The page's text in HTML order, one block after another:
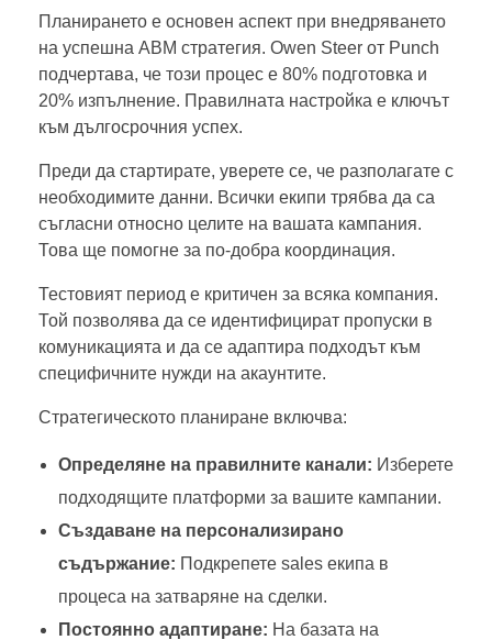
Планирането е основен аспект при внедряването
на успешна ABM стратегия. Owen Steer от Punch
подчертава, че този процес е 80% подготовка и
20% изпълнение. Правилната настройка е ключът
към дългосрочния успех.
Преди да стартирате, уверете се, че разполагате с
необходимите данни. Всички екипи трябва да са
съгласни относно целите на вашата кампания.
Това ще помогне за по-добра координация.
Тестовият период е критичен за всяка компания.
Той позволява да се идентифицират пропуски в
комуникацията и да се адаптира подходът към
специфичните нужди на акаунтите.
Стратегическото планиране включва:
Определяне на правилните канали: Изберете
подходящите платформи за вашите кампании.
Създаване на персонализирано
съдържание: Подкрепете sales екипа в
процеса на затваряне на сделки.
Постоянно адаптиране: На базата на